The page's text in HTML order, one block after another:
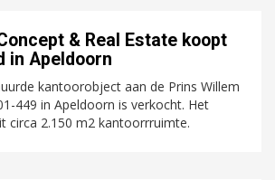
& Real Estate koopt
in Apeldoorn
kantoorobject aan de Prins Willem
449 in Apeldoorn is verkocht. Het
circa 2.150 m2 kantoorrruimte.